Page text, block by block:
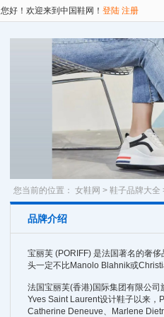
您好！欢迎来到中国鞋网！ 登陆 注册
您当前的位置： 女鞋网 > 鞋子品牌大全
品牌介绍
宝丽芙 (PORIFF) 是法国著名的奢
头一定不比Manolo Blahnik或
法国宝丽芙(香港)国际集团有限公
Yves Saint Laurent设计鞋子以来
Catherine Deneuve、Marlene